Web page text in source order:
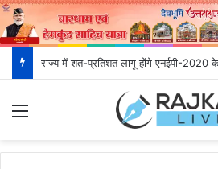
राज्य में शत-प्रतिशत लागू होंगे एनईपी-2020 के